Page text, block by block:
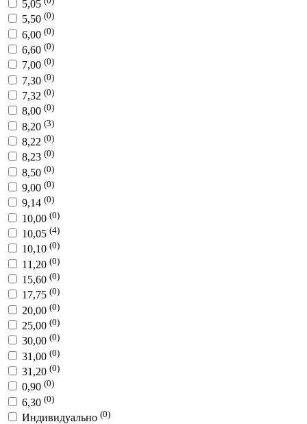
5,05
5,50 (0)
6,00 (0)
6,60 (0)
7,00 (0)
7,30 (0)
7,32 (0)
8,00 (0)
8,20 (3)
8,22 (0)
8,23 (0)
8,50 (0)
9,00 (0)
9,14 (0)
10,00 (0)
10,05 (4)
10,10 (0)
11,20 (0)
15,60 (0)
17,75 (0)
20,00 (0)
25,00 (0)
30,00 (0)
31,00 (0)
31,20 (0)
0,90 (0)
6,30 (0)
Индивидуально (0)